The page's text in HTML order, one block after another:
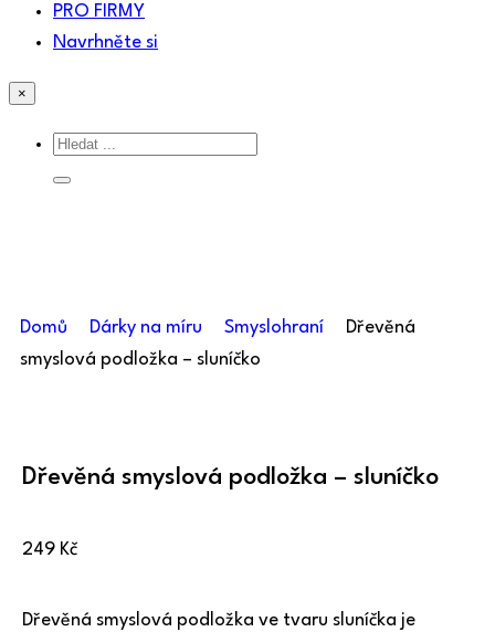
PRO FIRMY
Navrhněte si
×
Domů Dárky na míru Smyslohraní
Dřevěná
smyslová podložka – sluníčko
Dřevěná smyslová podložka – sluníčko
249 Kč
Dřevěná smyslová podložka ve tvaru sluníčka je